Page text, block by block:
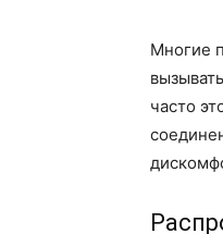
Многие
часто